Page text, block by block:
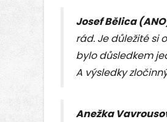
Josef Bělica
rád. Je důležité si
bylo důsledkem
A výsledky
Anežka